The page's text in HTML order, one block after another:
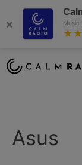
× Music
Asus